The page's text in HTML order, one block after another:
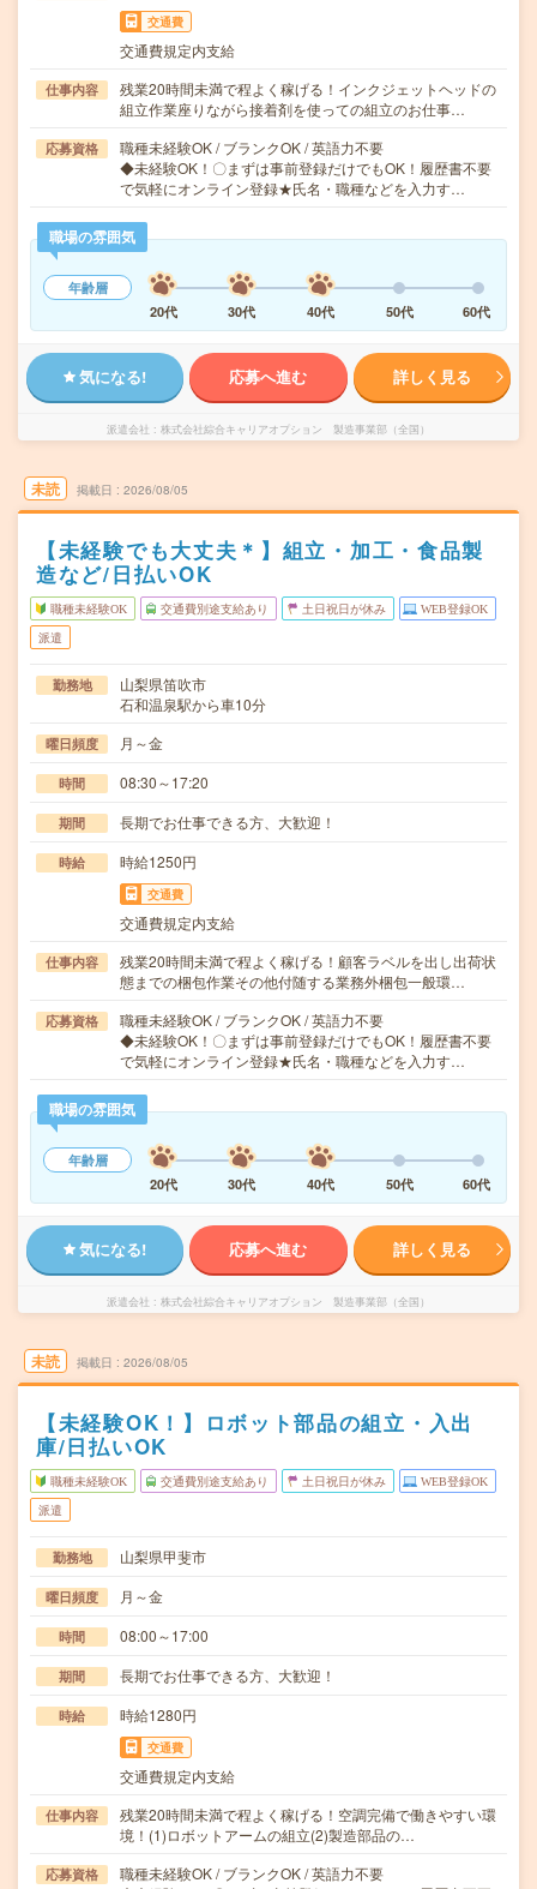
交通費
交通費規定内支給
仕事内容
残業20時間未満で程よく稼げる！インクジェットヘッドの
組立作業座りながら接着剤を使っての組立のお仕事…
応募資格
職種未経験OK / ブランクOK / 英語力不要
◆未経験OK！〇まずは事前登録だけでもOK！履歴書不要
で気軽にオンライン登録★氏名・職種などを入力す…
職場の雰囲気
年齢層
20代
30代 40代 50代 60代
気になる! 応募へ進む 詳しく見る
派遣会社 株式会社綜合キャリアオプション 製造事業部（全国）
未読 掲載日 2026/08/05
【未経験でも大丈夫＊】組立・加工・食品製
造など/日払いOK
職種未経験OK 交通費別途支給あり 土日祝日が休み WEB登録OK
派遣
勤務地
山梨県笛吹市
石和温泉駅から車10分
曜日頻度 月～金
時間 08:30～17:20
期間 長期でお仕事できる方、大歓迎！
時給 時給1250円
交通費
交通費規定内支給
仕事内容
残業20時間未満で程よく稼げる！顧客ラベルを出し出荷状
態までの梱包作業その他付随する業務外梱包一般環…
応募資格
職種未経験OK / ブランクOK / 英語力不要
◆未経験OK！〇まずは事前登録だけでもOK！履歴書不要
で気軽にオンライン登録★氏名・職種などを入力す…
職場の雰囲気
年齢層
20代
30代 40代 50代 60代
気になる! 応募へ進む 詳しく見る
派遣会社 株式会社綜合キャリアオプション 製造事業部（全国）
未読 掲載日 2026/08/05
【未経験OK！】ロボット部品の組立・入出
庫/日払いOK
職種未経験OK 交通費別途支給あり 土日祝日が休み WEB登録OK
派遣
勤務地 山梨県甲斐市
曜日頻度 月～金
時間 08:00～17:00
期間 長期でお仕事できる方、大歓迎！
時給 時給1280円
交通費
交通費規定内支給
仕事内容
残業20時間未満で程よく稼げる！空調完備で働きやすい環
境！(1)ロボットアームの組立(2)製造部品の…
応募資格
職種未経験OK / ブランクOK / 英語力不要